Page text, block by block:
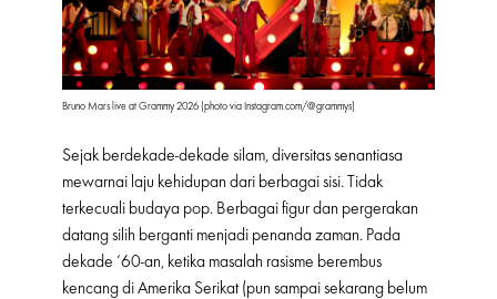
Bruno Mars live at Grammy 2026 (photo via Instagram.com/@grammys)
Sejak berdekade-dekade silam, diversitas senantiasa
mewarnai laju kehidupan dari berbagai sisi. Tidak
terkecuali budaya pop. Berbagai figur dan pergerakan
datang silih berganti menjadi penanda zaman. Pada
dekade ‘60-an, ketika masalah rasisme berembus
kencang di Amerika Serikat (pun sampai sekarang belum